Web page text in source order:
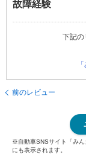
故障経験
下記の
前のレビュー
※自動車SNSサイト「みん
にも表示されます。